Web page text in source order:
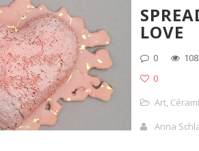
LOVE
0
0
Art,
Anna